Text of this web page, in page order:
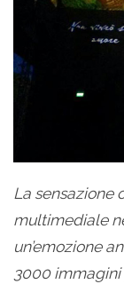
La sensazione
multimediale
un’emozione
3000